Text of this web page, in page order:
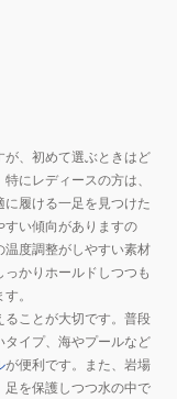
、初めて選ぶときはど
にレディースの方は、
履ける一足を見つけた
すい傾向がありますの
度調整がしやすい素材
かりホールドしつつも
。
ことが大切です。普段
イプ、海やプールなど
が便利です。また、岩場
を保護しつつ水の中で